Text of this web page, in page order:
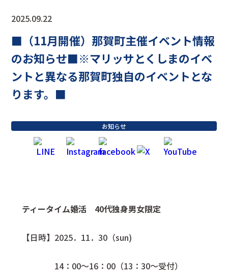
2025.09.22
■（11月開催）那賀町主催イベント情報
のお知らせ■※マリッサとくしまのイベ
ントと異なる那賀町独自のイベントとな
ります。■
お知らせ
ティータイム婚活 40代独身男女限定
【日時】2025．11．30（sun)
14：00～16：00（13：30～受付）